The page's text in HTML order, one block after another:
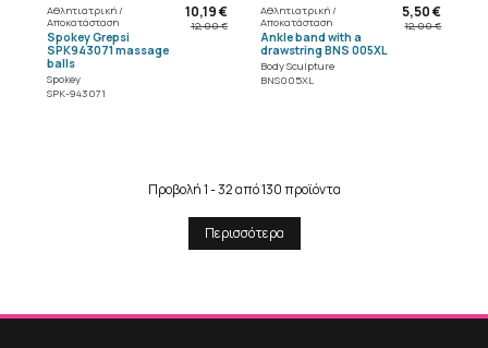
Αθλητιατρική /
Αποκατάσταση
Spokey Grepsi
SPK943071 massage
balls
Spokey
SPK-943071
10,19 €
12,00 €
Αθλητιατρική /
Αποκατάσταση
Ankle band with a
drawstring BNS 005XL
Body Sculpture
BNS005XL
5,50 €
12,00 €
Προβολή 1 - 32 από 130 προϊόντα
Περισσότερα